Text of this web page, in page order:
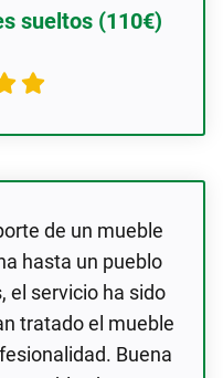
sueltos (110€)
de un mueble
hasta un pueblo
el servicio ha sido
tratado el mueble
Buena